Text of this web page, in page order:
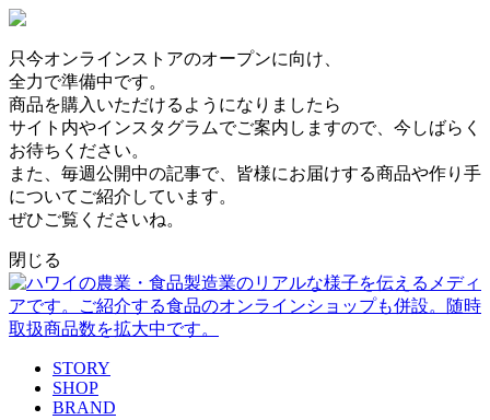
只今オンラインストアのオープンに向け、
全力で準備中です。
商品を購入いただけるようになりましたら
サイト内やインスタグラムでご案内しますので、今しばらく
お待ちください。
また、毎週公開中の記事で、皆様にお届けする商品や作り手
についてご紹介しています。
ぜひご覧くださいね。
閉じる
STORY
SHOP
BRAND